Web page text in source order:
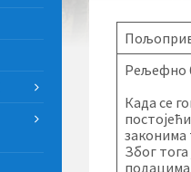
Рељефно
Када се
законима
Због